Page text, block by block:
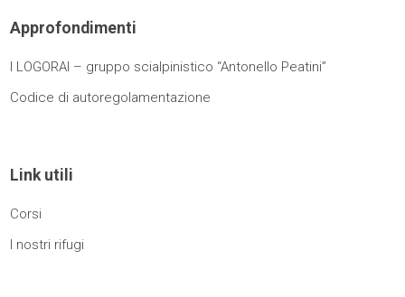
Approfondimenti
I LOGORAI – gruppo scialpinistico “Antonello Peatini”
Codice di autoregolamentazione
Link utili
Corsi
I nostri rifugi